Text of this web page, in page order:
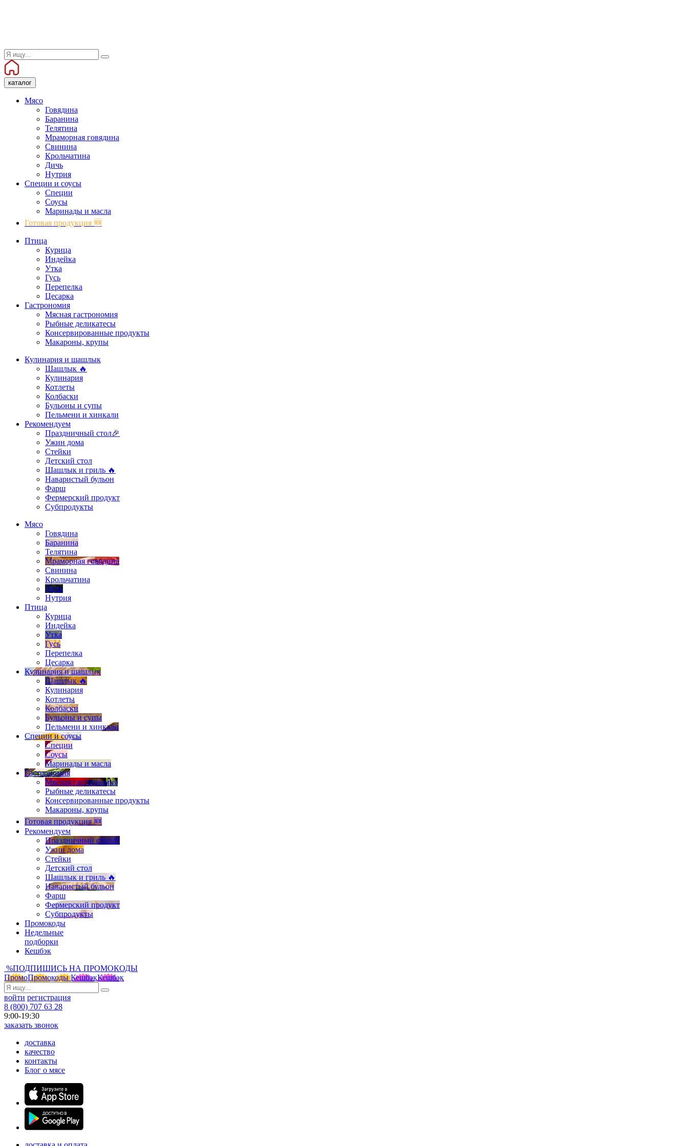
каталог
Мясо
Говядина
Баранина
Телятина
Мраморная говядина
Свинина
Крольчатина
Дичь
Нутрия
Специи и соусы
Специи
Соусы
Маринады и масла
Готовая продукция 🆕
Птица
Курица
Индейка
Утка
Гусь
Перепелка
Цесарка
Гастрономия
Мясная гастрономия
Рыбные деликатесы
Консервированные продукты
Макароны, крупы
Кулинария и шашлык
Шашлык 🔥
Кулинария
Котлеты
Колбаски
Бульоны и супы
Пельмени и хинкали
Рекомендуем
Праздничный стол🎉
Ужин дома
Стейки
Детский стол
Шашлык и гриль 🔥
Наваристый бульон
Фарш
Фермерский продукт
Субпродукты
Мясо
Говядина
Баранина
Телятина
Мраморная говядина
Свинина
Крольчатина
Дичь
Нутрия
Птица
Курица
Индейка
Утка
Гусь
Перепелка
Цесарка
Кулинария и шашлык
Шашлык 🔥
Кулинария
Котлеты
Колбаски
Бульоны и супы
Пельмени и хинкали
Специи и соусы
Специи
Соусы
Маринады и масла
Гастрономия
Мясная гастрономия
Рыбные деликатесы
Консервированные продукты
Макароны, крупы
Готовая продукция 🆕
Рекомендуем
Праздничный стол🎉
Ужин дома
Стейки
Детский стол
Шашлык и гриль 🔥
Наваристый бульон
Фарш
Фермерский продукт
Субпродукты
Промокоды
Недельные
подборки
Кешбэк
%ПОДПИШИСЬ НА ПРОМОКОДЫ
ПромоПромокоды КешбэкКешбэк
войти регистрация
8 (800) 707 63 28
9:00-19:30
заказать звонок
доставка
качество
контакты
Блог о мясе